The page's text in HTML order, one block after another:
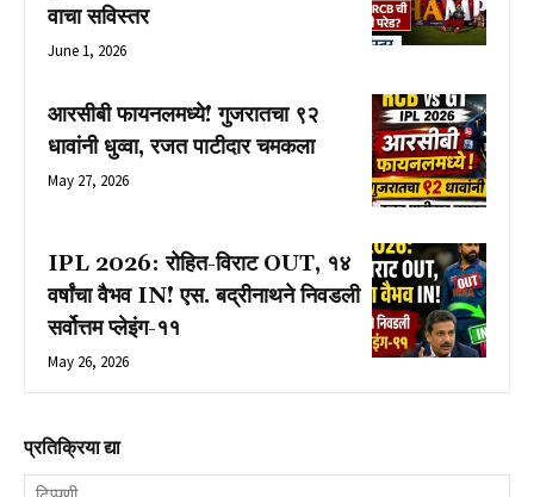
वाचा सविस्तर
June 1, 2026
आरसीबी फायनलमध्ये! गुजरातचा ९२
धावांनी धुव्वा, रजत पाटीदार चमकला
May 27, 2026
IPL 2026: रोहित-विराट OUT, १४
वर्षांचा वैभव IN! एस. बद्रीनाथने निवडली
सर्वोत्तम प्लेइंग-११
May 26, 2026
प्रतिक्रिया द्या